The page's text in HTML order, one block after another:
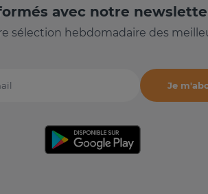
avec notre
sélection hebdomadaire des
Je